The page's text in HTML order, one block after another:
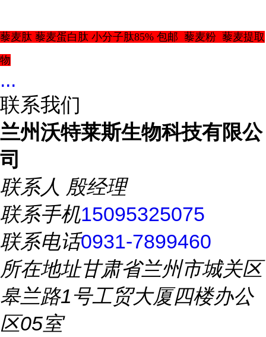
藜麦肽 藜麦蛋白肽 小分子肽85% 包邮 藜麦粉 藜麦提取
物
...
联系我们
兰州沃特莱斯生物科技有限公
司
联系人 殷经理
联系手机15095325075
联系电话0931-7899460
所在地址甘肃省兰州市城关区
皋兰路1号工贸大厦四楼办公
区05室